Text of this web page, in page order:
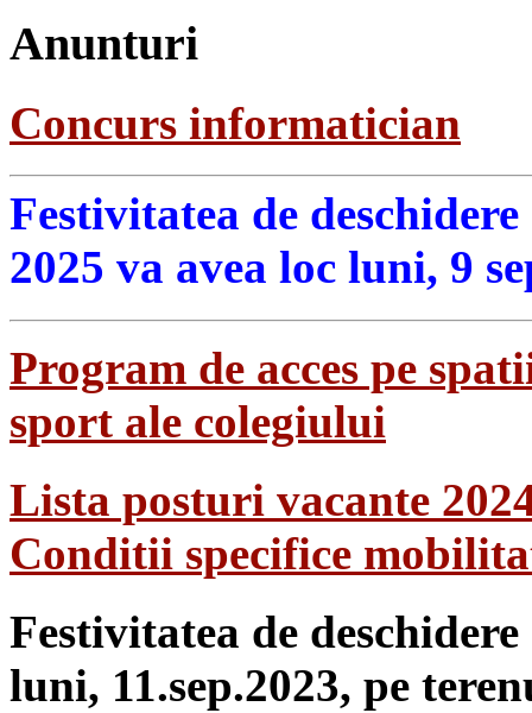
Anunturi
Concurs informatician
Festivitatea de
2025 va avea loc luni, 9
Program de acces pe
sport ale colegiului
Lista posturi vacante
Conditii specifice
Festivitatea de
luni, 11.sep.2023, pe